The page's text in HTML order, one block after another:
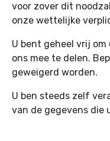
voor zover dit
onze wettelijke
U bent geheel vrij
ons mee te delen.
geweigerd worden.
U ben steeds zelf
van de gegevens die